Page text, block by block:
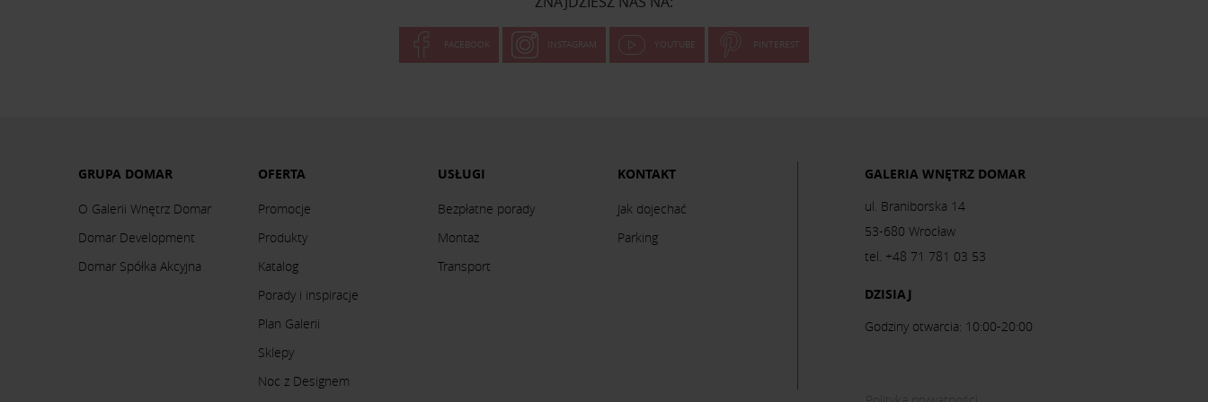
FACEBOOK INSTAGRAM YOUTUBE PINTEREST
GRUPA DOMAR
O Galerii Wnętrz Domar
Domar Development
Domar Spółka Akcyjna
OFERTA
Promocje
Produkty
Katalog
Porady i inspiracje
Plan Galerii
Sklepy
Noc z Designem
USŁUGI
Bezpłatne porady
Montaż
Transport
KONTAKT
Jak dojechać
Parking
GALERIA WNĘTRZ DOMAR
ul. Braniborska 14
53-680 Wrocław
tel. +48 71 781 03 53
DZISIAJ
Godziny otwarcia: 10:00-20:00